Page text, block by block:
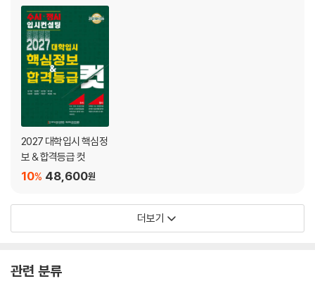
2027 대학입시 핵심정
보 & 합격등급 컷
48,600원
10%
더보기
관련 분류